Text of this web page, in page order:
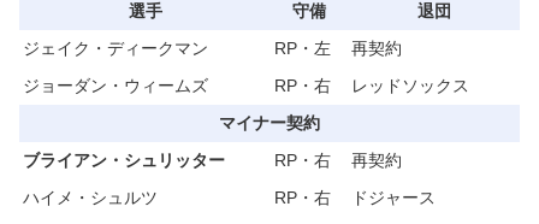
選手
守備
退団
ジェイク・ディークマン
RP・左
再契約
ジョーダン・ウィームズ
RP・右
レッドソックス
マイナー契約
ブライアン・シュリッター
RP・右
再契約
ハイメ・シュルツ
RP・右
ドジャース